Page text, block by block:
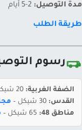
مدة التوصيل:
طريقة الطلب
رسوم
الضفة الغربية:
القدس:
مناطق 48: